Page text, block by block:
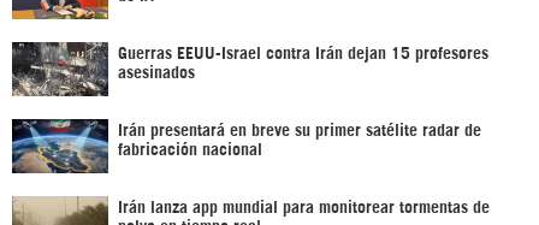
Guerras EEUU-Israel contra Irán dejan 15 profesores
asesinados
Irán presentará en breve su primer satélite radar de
fabricación nacional
Irán lanza app mundial para monitorear tormentas de